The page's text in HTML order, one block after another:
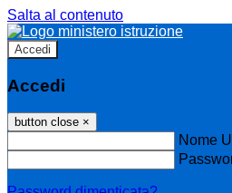
Salta al contenuto
Accedi
Accedi
button close ×
Nome